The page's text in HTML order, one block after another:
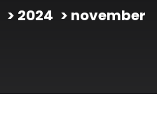
> 2024 > november